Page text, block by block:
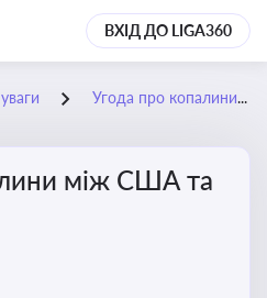
ВХІД ДО LIGA360
Угода про копалини між США та Україною
між США та